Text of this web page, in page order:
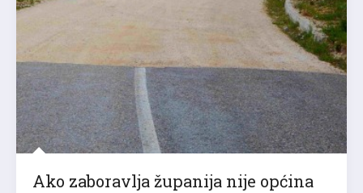
Ako zaboravlja županija nije općina